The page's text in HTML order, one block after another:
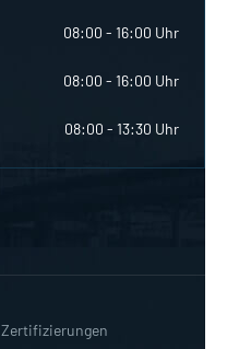
08:00 - 16:00 Uhr
08:00 - 16:00 Uhr
08:00 - 13:30 Uhr
Zertifizierungen